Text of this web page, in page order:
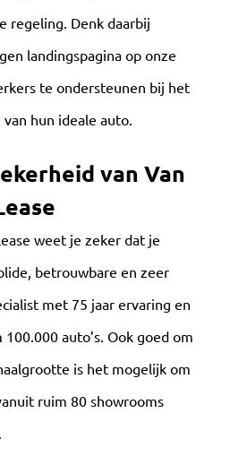
regeling. Denk daarbij
landingspagina op onze
te ondersteunen bij het
hun ideale auto.
van Van
weet je zeker dat je
betrouwbare en zeer
met 75 jaar ervaring en
auto’s. Ook goed om
is het mogelijk om
ruim 80 showrooms